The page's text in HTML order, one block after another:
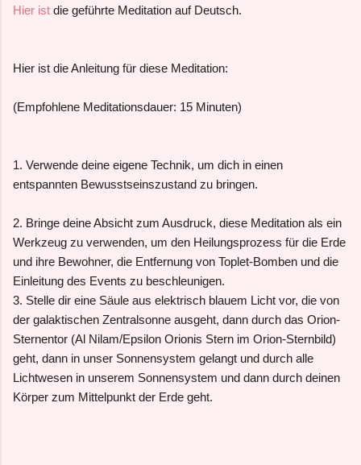
Hier ist die geführte Meditation auf Deutsch.
Hier ist die Anleitung für diese Meditation:
(Empfohlene Meditationsdauer: 15 Minuten)
1. Verwende deine eigene Technik, um dich in einen
entspannten Bewusstseinszustand zu bringen.
2. Bringe deine Absicht zum Ausdruck, diese Meditation als ein
Werkzeug zu verwenden, um den Heilungsprozess für die Erde
und ihre Bewohner, die Entfernung von Toplet-Bomben und die
Einleitung des Events zu beschleunigen.
3. Stelle dir eine Säule aus elektrisch blauem Licht vor, die von
der galaktischen Zentralsonne ausgeht, dann durch das Orion-
Sternentor (Al Nilam/Epsilon Orionis Stern im Orion-Sternbild)
geht, dann in unser Sonnensystem gelangt und durch alle
Lichtwesen in unserem Sonnensystem und dann durch deinen
Körper zum Mittelpunkt der Erde geht.